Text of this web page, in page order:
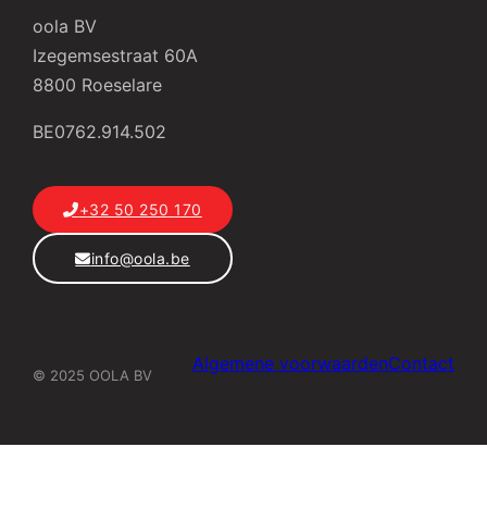
oola BV
Izegemsestraat 60A
8800 Roeselare
BE0762.914.502
+32 50 250 170
info@oola.be
© 2025 OOLA BV
Algemene voorwaardenContact